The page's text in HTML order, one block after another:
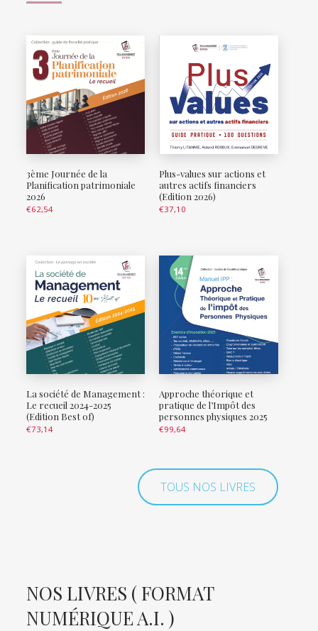
3ème Journée de la
Planification patrimoniale
2026
€62,54
Plus-values sur actions et
autres actifs financiers
(Edition 2026)
€37,10
La société de Management :
Le recueil 2024-2025
(Edition Best of)
€73,14
Approche théorique et
pratique de l’Impôt des
personnes physiques 2025
€99,64
TOUS NOS LIVRES
NOS LIVRES ( FORMAT
NUMÉRIQUE A.I. )